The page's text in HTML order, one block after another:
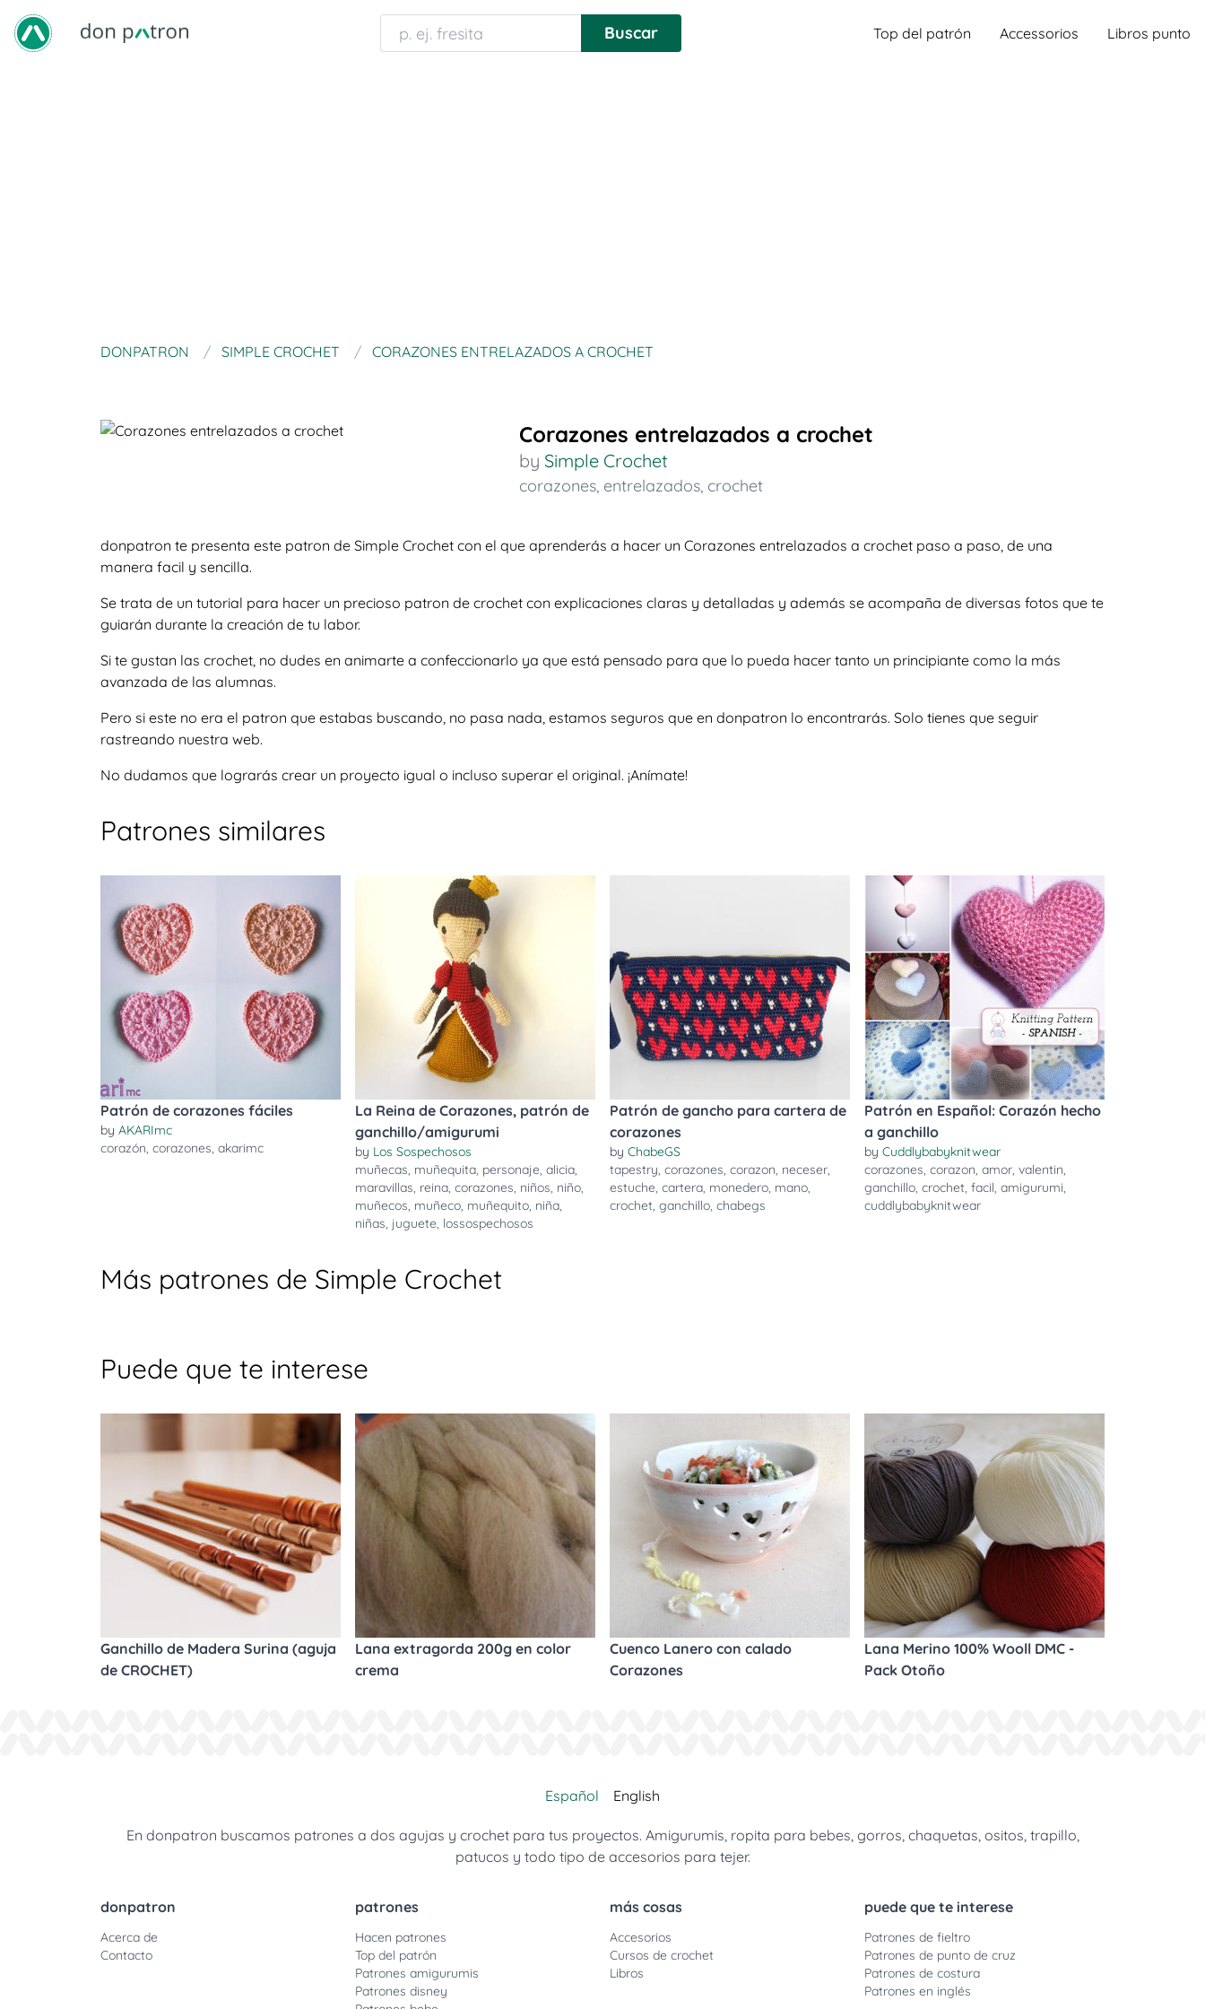
Top del patrón Accessorios Libros punto
DONPATRON SIMPLE CROCHET CORAZONES ENTRELAZADOS A CROCHET
Corazones entrelazados a crochet
by Simple Crochet
corazones, entrelazados, crochet
donpatron te presenta este patron de Simple Crochet con el que aprenderás a hacer un Corazones entrelazados a crochet paso a paso, de una
manera facil y sencilla.
Se trata de un tutorial para hacer un precioso patron de crochet con explicaciones claras y detalladas y además se acompaña de diversas fotos que te
guiarán durante la creación de tu labor.
Si te gustan las crochet, no dudes en animarte a confeccionarlo ya que está pensado para que lo pueda hacer tanto un principiante como la más
avanzada de las alumnas.
Pero si este no era el patron que estabas buscando, no pasa nada, estamos seguros que en donpatron lo encontrarás. Solo tienes que seguir
rastreando nuestra web.
No dudamos que lograrás crear un proyecto igual o incluso superar el original. ¡Anímate!
Patrones similares
Patrón de corazones fáciles
by AKARImc
corazón, corazones, akarimc
La Reina de Corazones, patrón de
ganchillo/amigurumi
by Los Sospechosos
muñecas, muñequita, personaje, alicia,
maravillas, reina, corazones, niños, niño,
muñecos, muñeco, muñequito, niña,
niñas, juguete, lossospechosos
Patrón de gancho para cartera de
corazones
by ChabeGS
tapestry, corazones, corazon, neceser,
estuche, cartera, monedero, mano,
crochet, ganchillo, chabegs
Patrón en Español: Corazón hecho
a ganchillo
by Cuddlybabyknitwear
corazones, corazon, amor, valentin,
ganchillo, crochet, facil, amigurumi,
cuddlybabyknitwear
Más patrones de Simple Crochet
Puede que te interese
Ganchillo de Madera Surina (aguja
de CROCHET)
Lana extragorda 200g en color
crema
Cuenco Lanero con calado
Corazones
Lana Merino 100% Wooll DMC -
Pack Otoño
Español English
En donpatron buscamos patrones a dos agujas y crochet para tus proyectos. Amigurumis, ropita para bebes, gorros, chaquetas, ositos, trapillo,
patucos y todo tipo de accesorios para tejer.
donpatron
Acerca de
Contacto
patrones
Hacen patrones
Top del patrón
Patrones amigurumis
Patrones disney
más cosas
Accesorios
Cursos de crochet
Libros
puede que te interese
Patrones de fieltro
Patrones de punto de cruz
Patrones de costura
Patrones en inglés